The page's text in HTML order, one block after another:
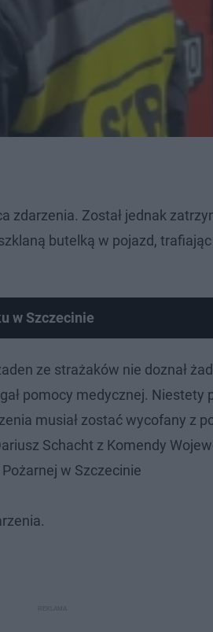
zdarzenia. Został jednak
butelką w pojazd,
w Szczecinie
ze strażaków nie doznał
pomocy medycznej. Niestety
musiał zostać wycofany z
Schacht z Komendy
w Szczecinie